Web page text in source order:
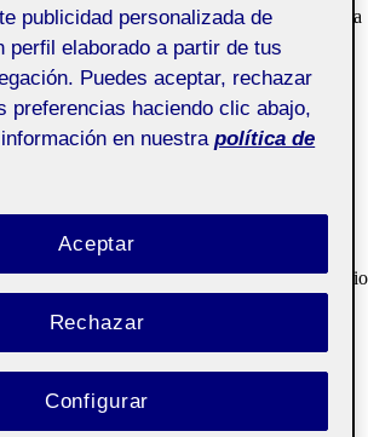
escogidas o depende de las que elija
o por otro. Estas herramientas pueden ser
con el que se hace el proyecto y las
él, las cuales son un factor indispensable
del trabajo.
sorpresas así mismo como puede llegar a
previamente y eso es muy interesante.
el proceso de aprendizaje” Esto es necesario
como personal. El error puede pasar de
camino es interesante. También lo es el
la experimentación y el proceso del
publicidad personalizada de
perfil elaborado a partir de tus
Puedes aceptar, rechazar
preferencias haciendo clic abajo,
en nuestra política de
Rechazar
Aceptar
Configurar